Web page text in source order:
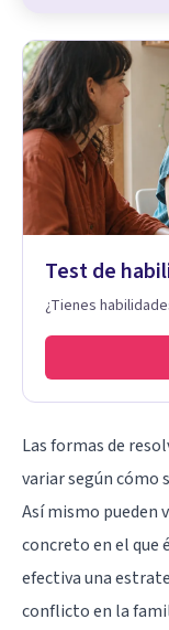
Test de
¿Tienes
Las formas de
variar según cómo
Así mismo pueden
concreto en el que
efectiva una
conflicto en la